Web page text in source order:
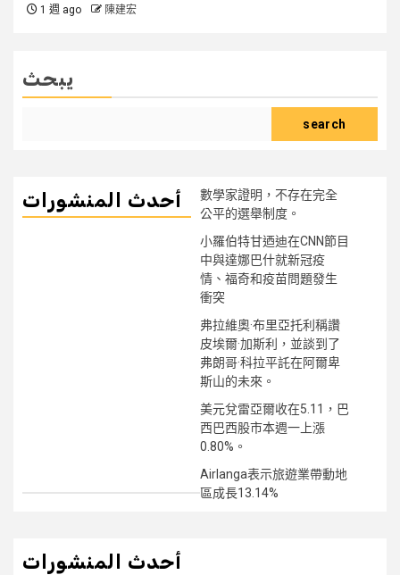
1 週 ago 陳建宏
يبحث
search
أحدث المنشورات
數學家證明，不存在完全
公平的選舉制度。
小羅伯特甘迺迪在CNN節目
中與達娜巴什就新冠疫
情、福奇和疫苗問題發生
衝突
弗拉維奧·布里亞托利稱讚
皮埃爾·加斯利，並談到了
弗朗哥·科拉平託在阿爾卑
斯山的未來。
美元兌雷亞爾收在5.11，巴
西巴西股市本週一上漲
0.80%。
Airlanga表示旅遊業帶動地
區成長13.14%
أحدث المنشورات